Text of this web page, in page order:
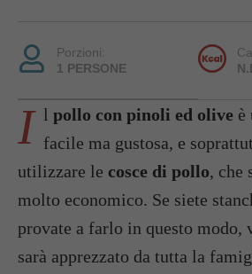
Porzioni:
1 PERSONE
I l pollo con pinoli ed olive è
facile ma gustosa, e
utilizzare le cosce di pollo, che
molto economico. Se siete
provate a farlo in questo modo,
sarà apprezzato da tutta la